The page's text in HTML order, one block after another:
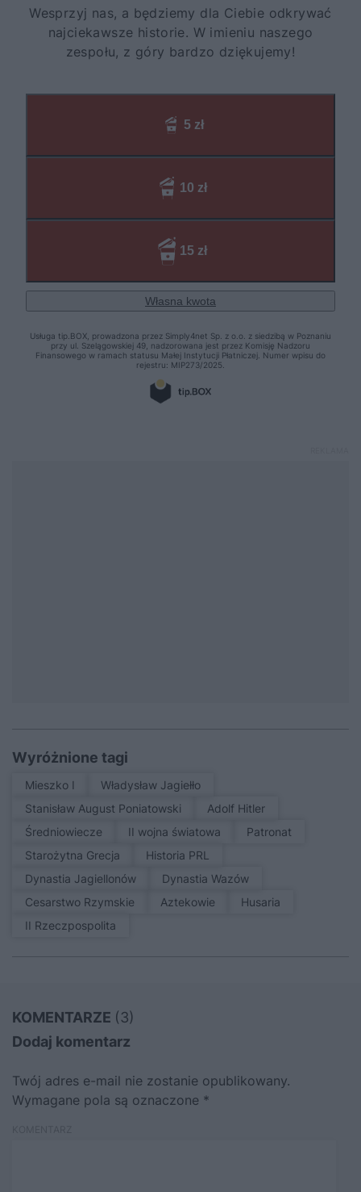
Wyróżnione tagi
Mieszko I
Władysław Jagiełło
Stanisław August Poniatowski
Adolf Hitler
średniowiecze
II wojna światowa
patronat
Starożytna Grecja
Historia PRL
Dynastia Jagiellonów
Dynastia Wazów
Cesarstwo Rzymskie
Aztekowie
Husaria
II Rzeczpospolita
KOMENTARZE (3)
Dodaj komentarz
Twój adres e-mail nie zostanie opublikowany.
Wymagane pola są oznaczone *